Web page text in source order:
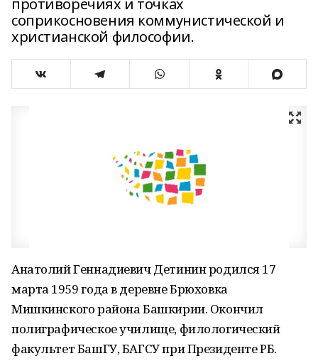
противоречиях и точках
соприкосновения коммунистической и
христианской философии.
Анатолий Геннадиевич Детинин родился 17
марта 1959 года в деревне Брюховка
Мишкинского района Башкирии. Окончил
полиграфическое училище, филологический
факультет БашГУ, БАГСУ при Президенте РБ.